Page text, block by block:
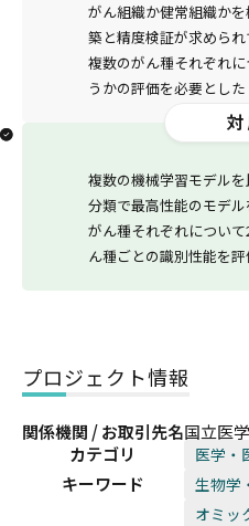
がん組織か健常組織か
築と精度検証が求めら
複数のがん種それぞれ
うかの評価を必要とした
複数の機械学習モデル
分類で最高性能のモデ
がん種それぞれについ
ん種ごとの識別性能を
プロジェクト情報
関係機関 / お取引先名国立医
カテゴリ
医学・
キーワード 生物学
オミッ